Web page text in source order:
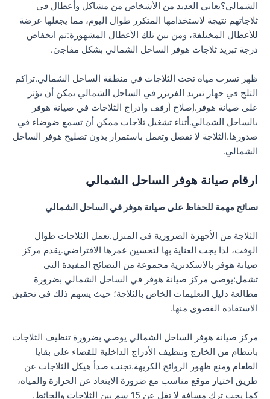
الشمالي؟يعاني العديد من الأشخاص من مشاكل وأعطال في
ثلاجاتهم نتيجة لاستخدامها المتكرر طوال اليوم، مما يجعلها عرضة
للأعطال المختلفة، ومن بين تلك الأعطال المشهورة:تم انخفاض
درجة تبريد ثلاجات هوفر الساحل الشمالي بشكل مفاجئ.
ظهر تسرب مياه تحت الثلاجات في منطقة الساحل الشمالي.تراكم
الثلج في جهاز تبريد الفريزر في الساحل الشمالي يمكن أن يؤثر
على صيانة هوفر.إصلاح أرفف وأدراج الثلاجات في صيانة هوفر
بالساحل الشمالي.أثناء تشغيل ثلاجات ممكن أن تسمع ضوضاء في
صدورها.الثلاجة لا تفصل وتعمل باستمرار بدون تصليح هوفر الساحل
الشمالي.
ارقام صيانة هوفر الساحل الشمالي
نصائح مهمة للحفاظ على صيانة هوفر في الساحل الشمالي
الثلاجة من الأجهزة الضرورية في المنزل.تعمل الثلاجات طوال
الوقت، لذا يجب العناية بها لتحسين عمرها الافتراضي.يقدم مركز
صيانة هوفر بالاسكدنرية مجموعة من النصائح المفيدة التي
تشمل:يوصى مركز صيانة هوفر في الساحل الشمالي بضرورة
مطالعة دليل التعليمات الخاص بالثلاجة؛ حيث يسهم ذلك في تحقيق
الاستفادة القصوى منها.
مركز صيانة هوفر الساحل الشمالي يوصي بضرورة تنظيف الثلاجات
بانتظام من الخارج وتنظيف الأدراج الداخلية للقضاء على بقايا
الطعام ومنع ظهور الروائح الكريهة.تجنب صدأ هيكل الثلاجات عن
طريق اختيار موقع مناسب مع ضرورة الابتعاد عن الحرارة والمياه،
كما يجب ترك مسافة لا تقل عن 15 سم بين الثلاجات والحائط.